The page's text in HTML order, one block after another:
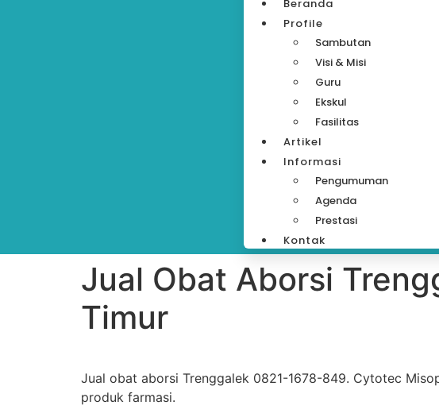
Beranda
Profile
Sambutan
Visi & Misi
Guru
Ekskul
Fasilitas
Artikel
Informasi
Pengumuman
Agenda
Prestasi
Kontak
Jual Obat Aborsi
Timur
Jual obat aborsi Trenggalek 0821-1678-849. Cytotec
produk farmasi.